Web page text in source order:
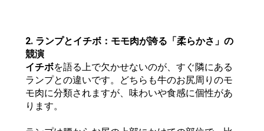
2. ランプとイチボ：モモ肉が誇る「柔らかさ」の
競演
イチボを語る上で欠かせないのが、すぐ隣にある
ランプとの違いです。どちらも牛のお尻周りのモ
モ肉に分類されますが、味わいや食感に個性があ
ります。